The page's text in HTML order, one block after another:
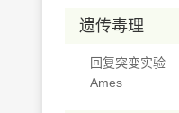
遗传毒理
回复突变实验
Ames